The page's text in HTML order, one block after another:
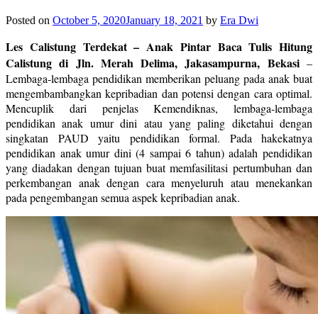
Posted on October 5, 2020January 18, 2021 by Era Dwi
Les Calistung Terdekat – Anak Pintar Baca Tulis Hitung
Calistung di Jln. Merah Delima, Jakasampurna, Bekasi–
Lembaga-lembaga pendidikan memberikan peluang pada anak buat
mengembambangkan kepribadian dan potensi dengan cara optimal.
Mencuplik dari penjelas Kemendiknas, lembaga-lembaga
pendidikan anak umur dini atau yang paling diketahui dengan
singkatan PAUD yaitu pendidikan formal. Pada hakekatnya
pendidikan anak umur dini (4 sampai 6 tahun) adalah pendidikan
yang diadakan dengan tujuan buat memfasilitasi pertumbuhan dan
perkembangan anak dengan cara menyeluruh atau menekankan
pada pengembangan semua aspek kepribadian anak.